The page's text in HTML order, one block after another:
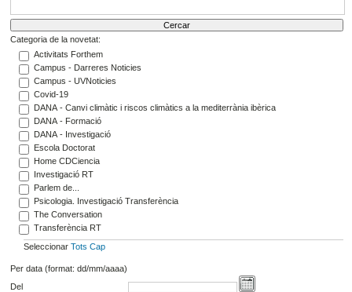
Categoria de la novetat:
Activitats Forthem
Campus - Darreres Noticies
Campus - UVNoticies
Covid-19
DANA - Canvi climàtic i riscos climàtics a la mediterrània ibèrica
DANA - Formació
DANA - Investigació
Escola Doctorat
Home CDCiencia
Investigació RT
Parlem de...
Psicologia. Investigació Transferència
The Conversation
Transferència RT
Seleccionar Tots Cap
Per data (format: dd/mm/aaaa)
Del